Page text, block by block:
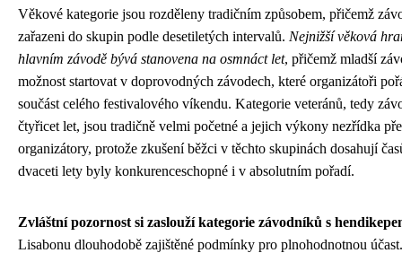
Věkové kategorie jsou rozděleny tradičním způsobem, přičemž
zařazeni do skupin podle desetiletých intervalů. Nejnižší věková
hlavním závodě bývá stanovena na osmnáct let, přičemž mladší
možnost startovat v doprovodných závodech, které organizátoři
součást celého festivalového víkendu. Kategorie veteránů, tedy
čtyřicet let, jsou tradičně velmi početné a jejich výkony nezřídka
organizátory, protože zkušení běžci v těchto skupinách dosahují
dvaceti lety byly konkurenceschopné i v absolutním pořadí.
Zvláštní pozornost si zaslouží kategorie závodníků s
Lisabonu dlouhodobě zajištěné podmínky pro plnohodnotnou